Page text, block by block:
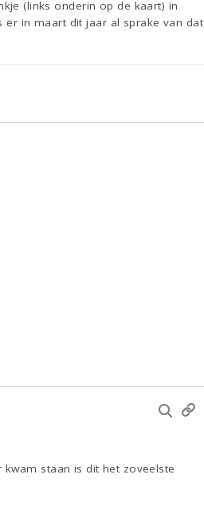
(links onderin op de kaart) in
er in maart dit jaar al sprake van dat
staan is dit het zoveelste